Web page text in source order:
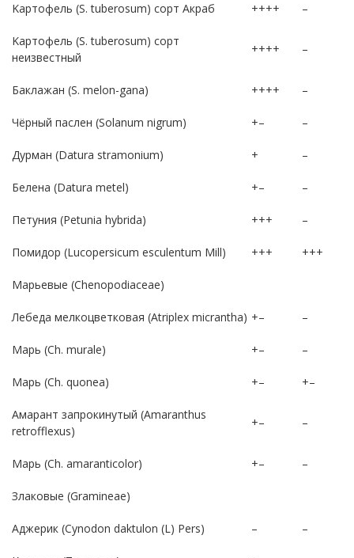
Kaртофель (S. tuberosum) сорт Aкраб ++++ –
Kaртофель (S. tuberosum) сорт
неизвестный
++++ –
Баклажан (S. melon-gana) ++++ –
Чёрный паслен (Solanum nigrum) +– –
Дурман (Datura stramonium) + –
Белена (Datura metel) +– –
Петуния (Petunia hybrida) +++ –
Помидор (Lucopersicum esculentum Mill) +++ +++
Марьевые (Chenopodiaceae)
Лебеда мелкоцветковая (Atriplex micrantha) +– –
Марь (Ch. murale) +– –
Марь (Ch. quonea) +– +–
Амарант запрокинутый (Amaranthus
retrofflexus)
+– –
Марь (Ch. amaranticolor) +– –
Злаковые (Gramineae)
Aджерик (Cynodon daktulon (L) Pers) – –